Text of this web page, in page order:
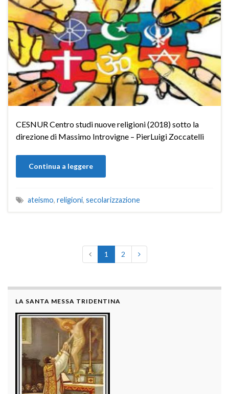
CESNUR Centro studi nuove religioni (2018) sotto la
direzione di Massimo Introvigne – PierLuigi Zoccatelli
Continua a leggere
ateismo, religioni, secolarizzazione
1 2
LA SANTA MESSA TRIDENTINA